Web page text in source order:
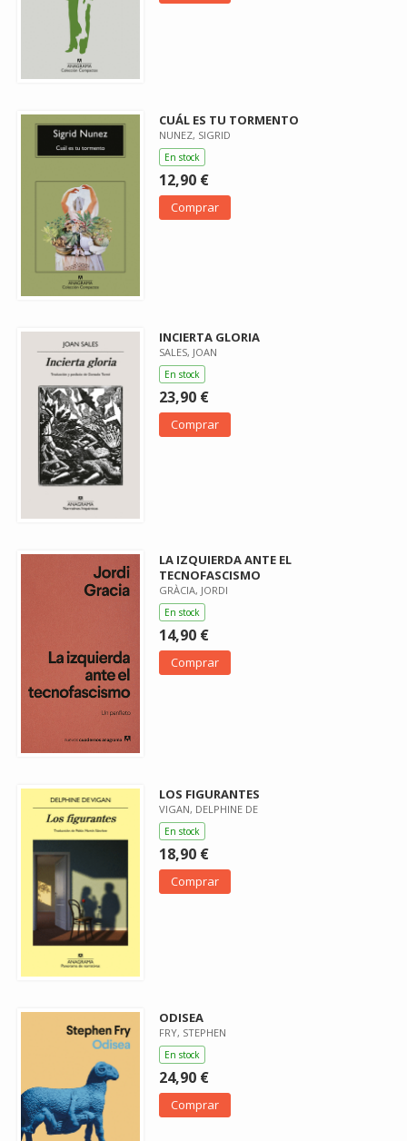
CUÁL ES TU TORMENTO
NUNEZ, SIGRID
En stock
12,90 €
Comprar
INCIERTA GLORIA
SALES, JOAN
En stock
23,90 €
Comprar
LA IZQUIERDA ANTE EL
TECNOFASCISMO
GRÀCIA, JORDI
En stock
14,90 €
Comprar
LOS FIGURANTES
VIGAN, DELPHINE DE
En stock
18,90 €
Comprar
ODISEA
FRY, STEPHEN
En stock
24,90 €
Comprar